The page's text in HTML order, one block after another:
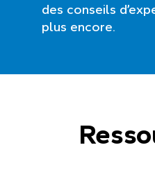
des conseils
plus encore.